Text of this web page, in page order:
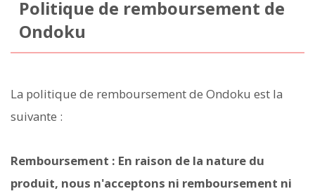
Politique de remboursement de
Ondoku
La politique de remboursement de Ondoku est la
suivante :
Remboursement : En raison de la nature du
produit, nous n'acceptons ni remboursement ni